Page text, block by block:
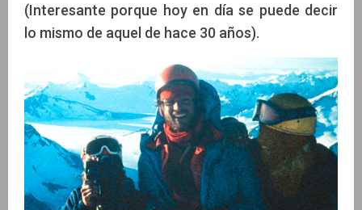
(Interesante porque hoy en día se puede decir
lo mismo de aquel de hace 30 años).